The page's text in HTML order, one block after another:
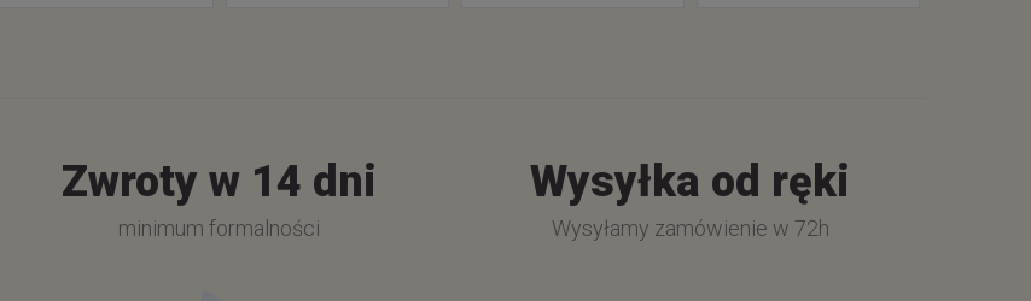
Zwroty w 14 dni
minimum formalności
Wysyłka od ręki
Wysyłamy zamówienie w 72h